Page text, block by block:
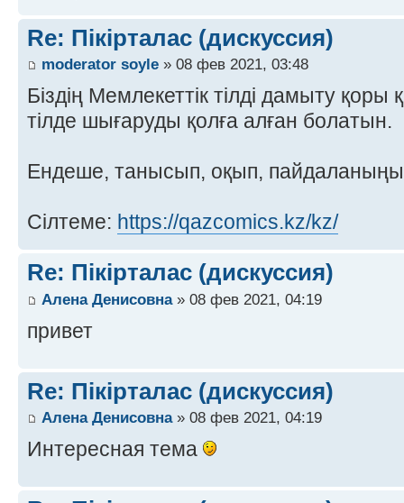
Re: Пікірталас (дискуссия)
moderator soyle » 08 фев 2021, 03:48
Біздің Мемлекеттік тілді дамыту қоры
тілде шығаруды қолға алған болатын.
Ендеше, танысып, оқып,
Сілтеме: https://qazcomics.kz/kz/
Re: Пікірталас (дискуссия)
Алена Денисовна» 08 фев 2021, 04:19
привет
Re: Пікірталас (дискуссия)
Алена Денисовна» 08 фев 2021, 04:19
Интересная тема